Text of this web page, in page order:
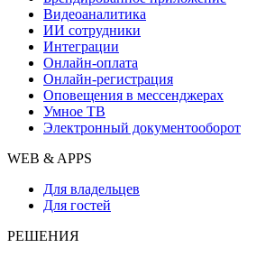
Видеоаналитика
ИИ сотрудники
Интеграции
Онлайн-оплата
Онлайн-регистрация
Оповещения в мессенджерах
Умное ТВ
Электронный документооборот
WEB & APPS
Для владельцев
Для гостей
РЕШЕНИЯ